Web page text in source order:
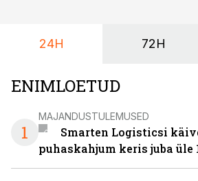
24H 72H
ENIMLOETUD
1
MAJANDUSTULEMUSED
Smarten Logisticsi
puhaskahjum keris juba üle